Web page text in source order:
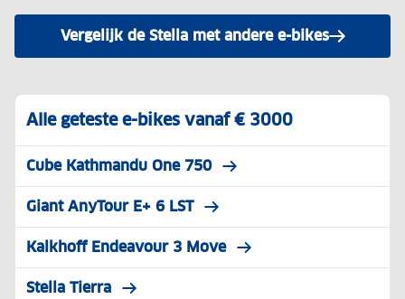
Vergelijk de Stella met andere e-bikes
Alle geteste e-bikes vanaf € 3000
Cube Kathmandu One 750
Giant AnyTour E+ 6 LST
Kalkhoff Endeavour 3 Move
Stella Tierra